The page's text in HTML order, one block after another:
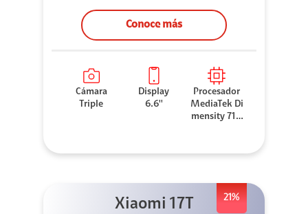
Conoce más
Cámara
Triple
Display
6.6''
Procesador
MediaTek Di
mensity 710
21%
Xiaomi 17T